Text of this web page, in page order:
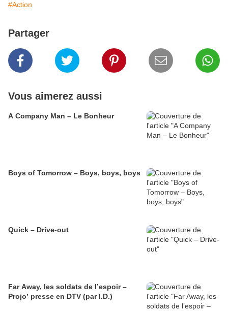
#Action
Partager
Vous aimerez aussi
A Company Man – Le Bonheur
Boys of Tomorrow – Boys, boys, boys
Quick – Drive-out
Far Away, les soldats de l’espoir –
Projo’ presse en DTV (par I.D.)